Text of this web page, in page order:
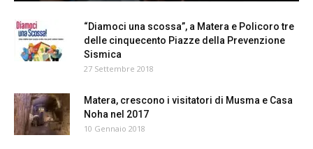
“Diamoci una scossa”, a Matera e Policoro tre
delle cinquecento Piazze della Prevenzione
Sismica
27 Settembre 2018
Matera, crescono i visitatori di Musma e Casa
Noha nel 2017
10 Gennaio 2018